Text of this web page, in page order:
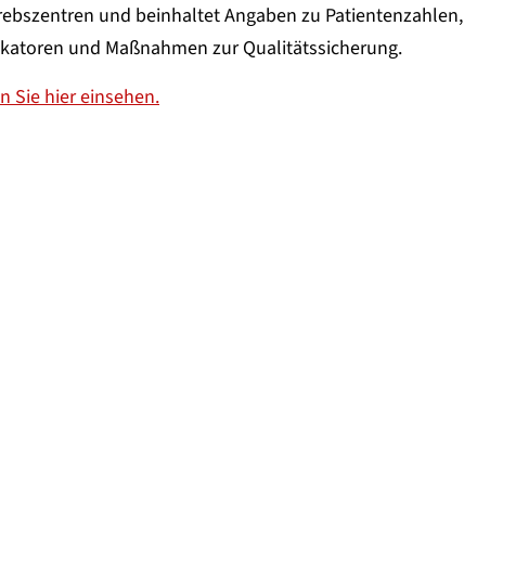
und beinhaltet Angaben zu Patientenzahlen,
und Maßnahmen zur Qualitätssicherung.
Sie hier einsehen.